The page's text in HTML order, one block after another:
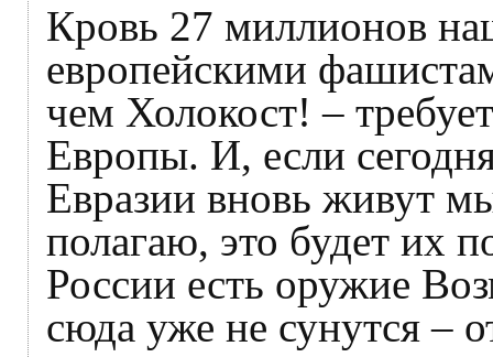
Кровь 27 миллионов
европейскими
чем Холокост! –
Европы. И, если
Евразии вновь живут
полагаю, это будет их
России есть оружие
сюда уже не сунутся –